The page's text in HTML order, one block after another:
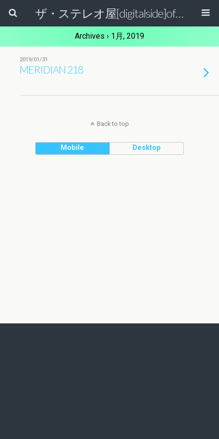
ザ・ステレオ屋[digitalside]official blog.
Archives › 1月, 2019
2019/01/31
MERIDIAN 218
Back to top
Mobile Desktop